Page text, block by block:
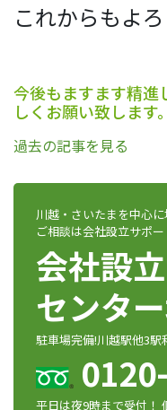
川越・さいたまを中心
ご相談は会社設立サポ
会社設
センタ
駐車場完備!川越駅他3駅
平日は夜9時まで受付！
これからもよ
今後もますます精進
しくお願い致します。
過去の記事を見る